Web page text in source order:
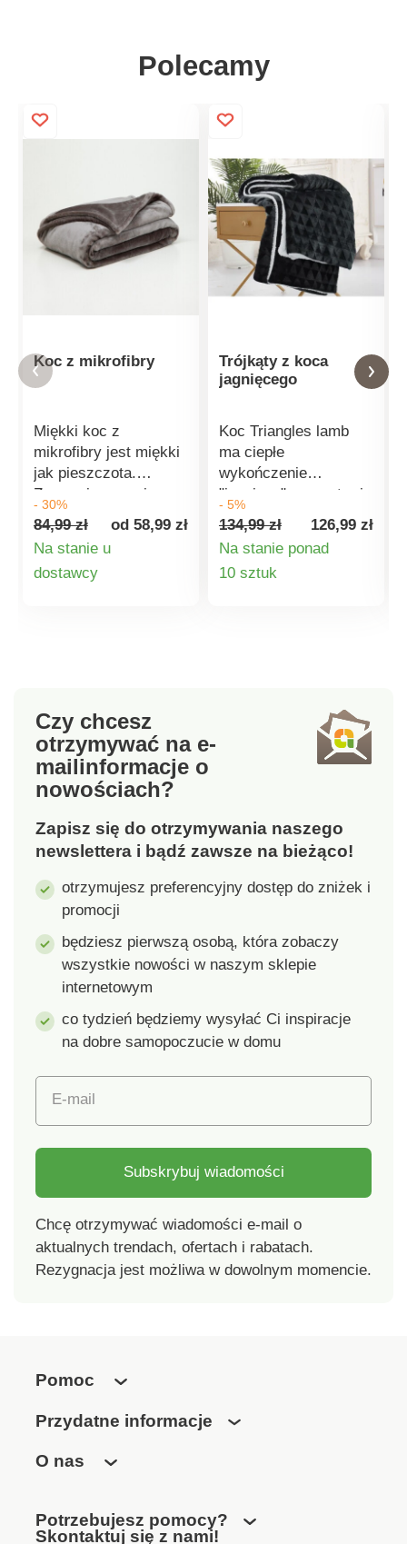
Polecamy
Koc z mikrofibry
Miękki koc z
mikrofibry jest miękki
jak pieszczota.
Zapewnia uczucie
komfortu i
zadowolenia. Do
pomieszczeń o
średniej temperaturze
to identyfikuje
produkty tekstylne
poddane testom
laboratoryjnym na
gamy substancji
szkodliwych, a
bezpieczny w użyciu,
wykraczając poza
obowiązujące normy.
Można prać w pralce.
- 30%
84,99 zł
od 58,99 zł
Na stanie u
dostawcy
Trójkąty z koca
jagnięcego
Koc Triangles lamb
ma ciepłe
wykończenie
"jagnięce" wewnątrz i
miękką mikroflanelę
na zewnątrz. Materiał
w jednolitym kolorze,
który się nie gniecie.
wewnętrzna z ciepłym
barankiem Strona
gniotący się materiał
- 5%
134,99 zł
126,99 zł
Na stanie ponad
10 sztuk
Czy chcesz
otrzymywać na e-
mailinformacje o
nowościach?
Zapisz się do otrzymywania naszego
newslettera i bądź zawsze na bieżąco!
otrzymujesz preferencyjny dostęp do zniżek i
promocji
będziesz pierwszą osobą, która zobaczy
wszystkie nowości w naszym sklepie
internetowym
co tydzień będziemy wysyłać Ci inspiracje
na dobre samopoczucie w domu
E-mail
Subskrybuj wiadomości
Chcę otrzymywać wiadomości e-mail o
aktualnych trendach, ofertach i rabatach.
Rezygnacja jest możliwa w dowolnym momencie.
Pomoc
Przydatne informacje
O nas
Potrzebujesz pomocy?
Skontaktuj się z nami!